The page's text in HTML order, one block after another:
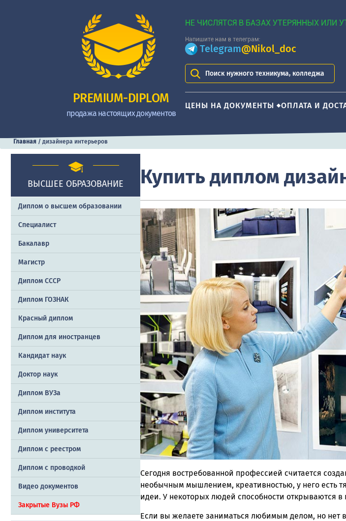
PREMIUM-DIPLOM
продажа настоящих документов
НЕ ЧИСЛЯТСЯ В БАЗАХ УТЕРЯННЫХ ИЛИ
Напишите нам в телеграм:
Telegram@Nikol_doc
Поиск нужного техникума, колледжа
ЦЕНЫ НА ДОКУМЕНТЫ ОПЛАТА И
Главная / дизайнера интерьеров
ВЫСШЕЕ ОБРАЗОВАНИЕ
Диплом о высшем образовании
Специалист
Бакалавр
Магистр
Диплом СССР
Диплом ГОЗНАК
Красный диплом
Диплом для иностранцев
Кандидат наук
Доктор наук
Диплом ВУЗа
Диплом института
Диплом университета
Диплом с реестром
Диплом с проводкой
Видео документов
Закрытые Вузы РФ
Купить диплом
Сегодня востребованной профессией считается
необычным мышлением, креативностью, у него есть
идеи. У некоторых людей способности открываются в
Если вы желаете заниматься любимым делом, но нет